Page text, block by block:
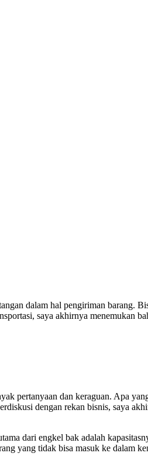
dalam hal pengiriman barang.
saya akhirnya menemukan
pertanyaan dan keraguan. Apa
dengan rekan bisnis, saya
dari engkel bak adalah
yang tidak bisa masuk ke dalam